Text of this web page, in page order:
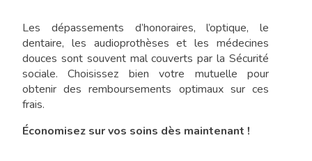
Les dépassements d’honoraires, l’optique, le
dentaire, les audioprothèses et les médecines
douces sont souvent mal couverts par la Sécurité
sociale. Choisissez bien votre mutuelle pour
obtenir des remboursements optimaux sur ces
frais.
Économisez sur vos soins dès maintenant !